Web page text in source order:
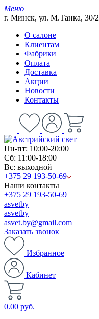
Меню
г. Минск, ул. М.Танка, 30/2
О салоне
Клиентам
Фабрики
Оплата
Доставка
Акции
Новости
Контакты
Пн-пт: 10:00-20:00
Сб: 11:00-18:00
Вс: выходной
+375 29 193-50-69
Наши контакты
+375 29 193-50-69
asvetby
asvetby
asvet.by@gmail.com
Заказать звонок
Избранное
Кабинет
0.00 руб.